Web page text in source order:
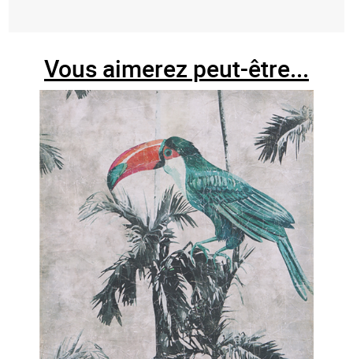
Vous aimerez peut-être...